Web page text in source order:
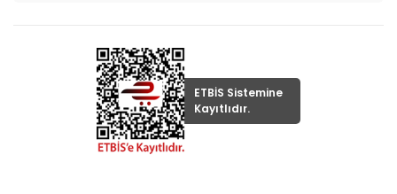
ETBİS Sistemine
Kayıtlıdır.